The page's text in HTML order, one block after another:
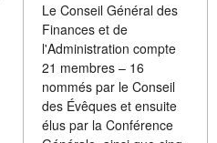
Le Conseil Général des
Finances et de
l'Administration compte
21 membres – 16
nommés par le Conseil
des Évêques et ensuite
élus par la Conférence